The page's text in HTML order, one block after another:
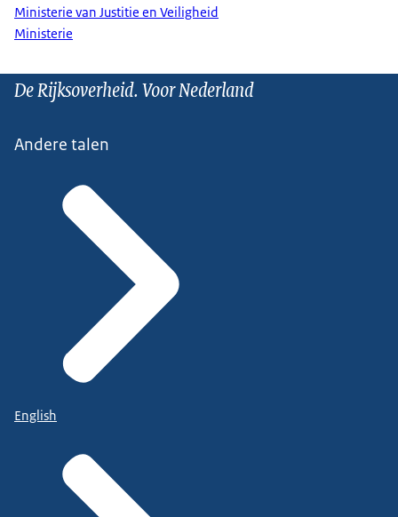
Ministerie van Justitie en Veiligheid
Ministerie
De Rijksoverheid. Voor Nederland
Andere talen
English